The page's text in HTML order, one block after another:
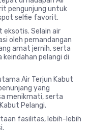
pengunjung untuk
selfie favorit.
eksotis. Selain air
oleh pemandangan
amat jernih, serta
pelangi di
Air Terjun Kabut
yang
menikmati, serta
Pelangi.
fasilitas, lebih-lebih